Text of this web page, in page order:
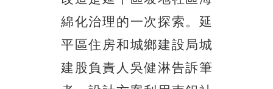
綿化治理的一次探索。延
平區住房和城鄉建設局城
建股負責人吳健淋告訴筆